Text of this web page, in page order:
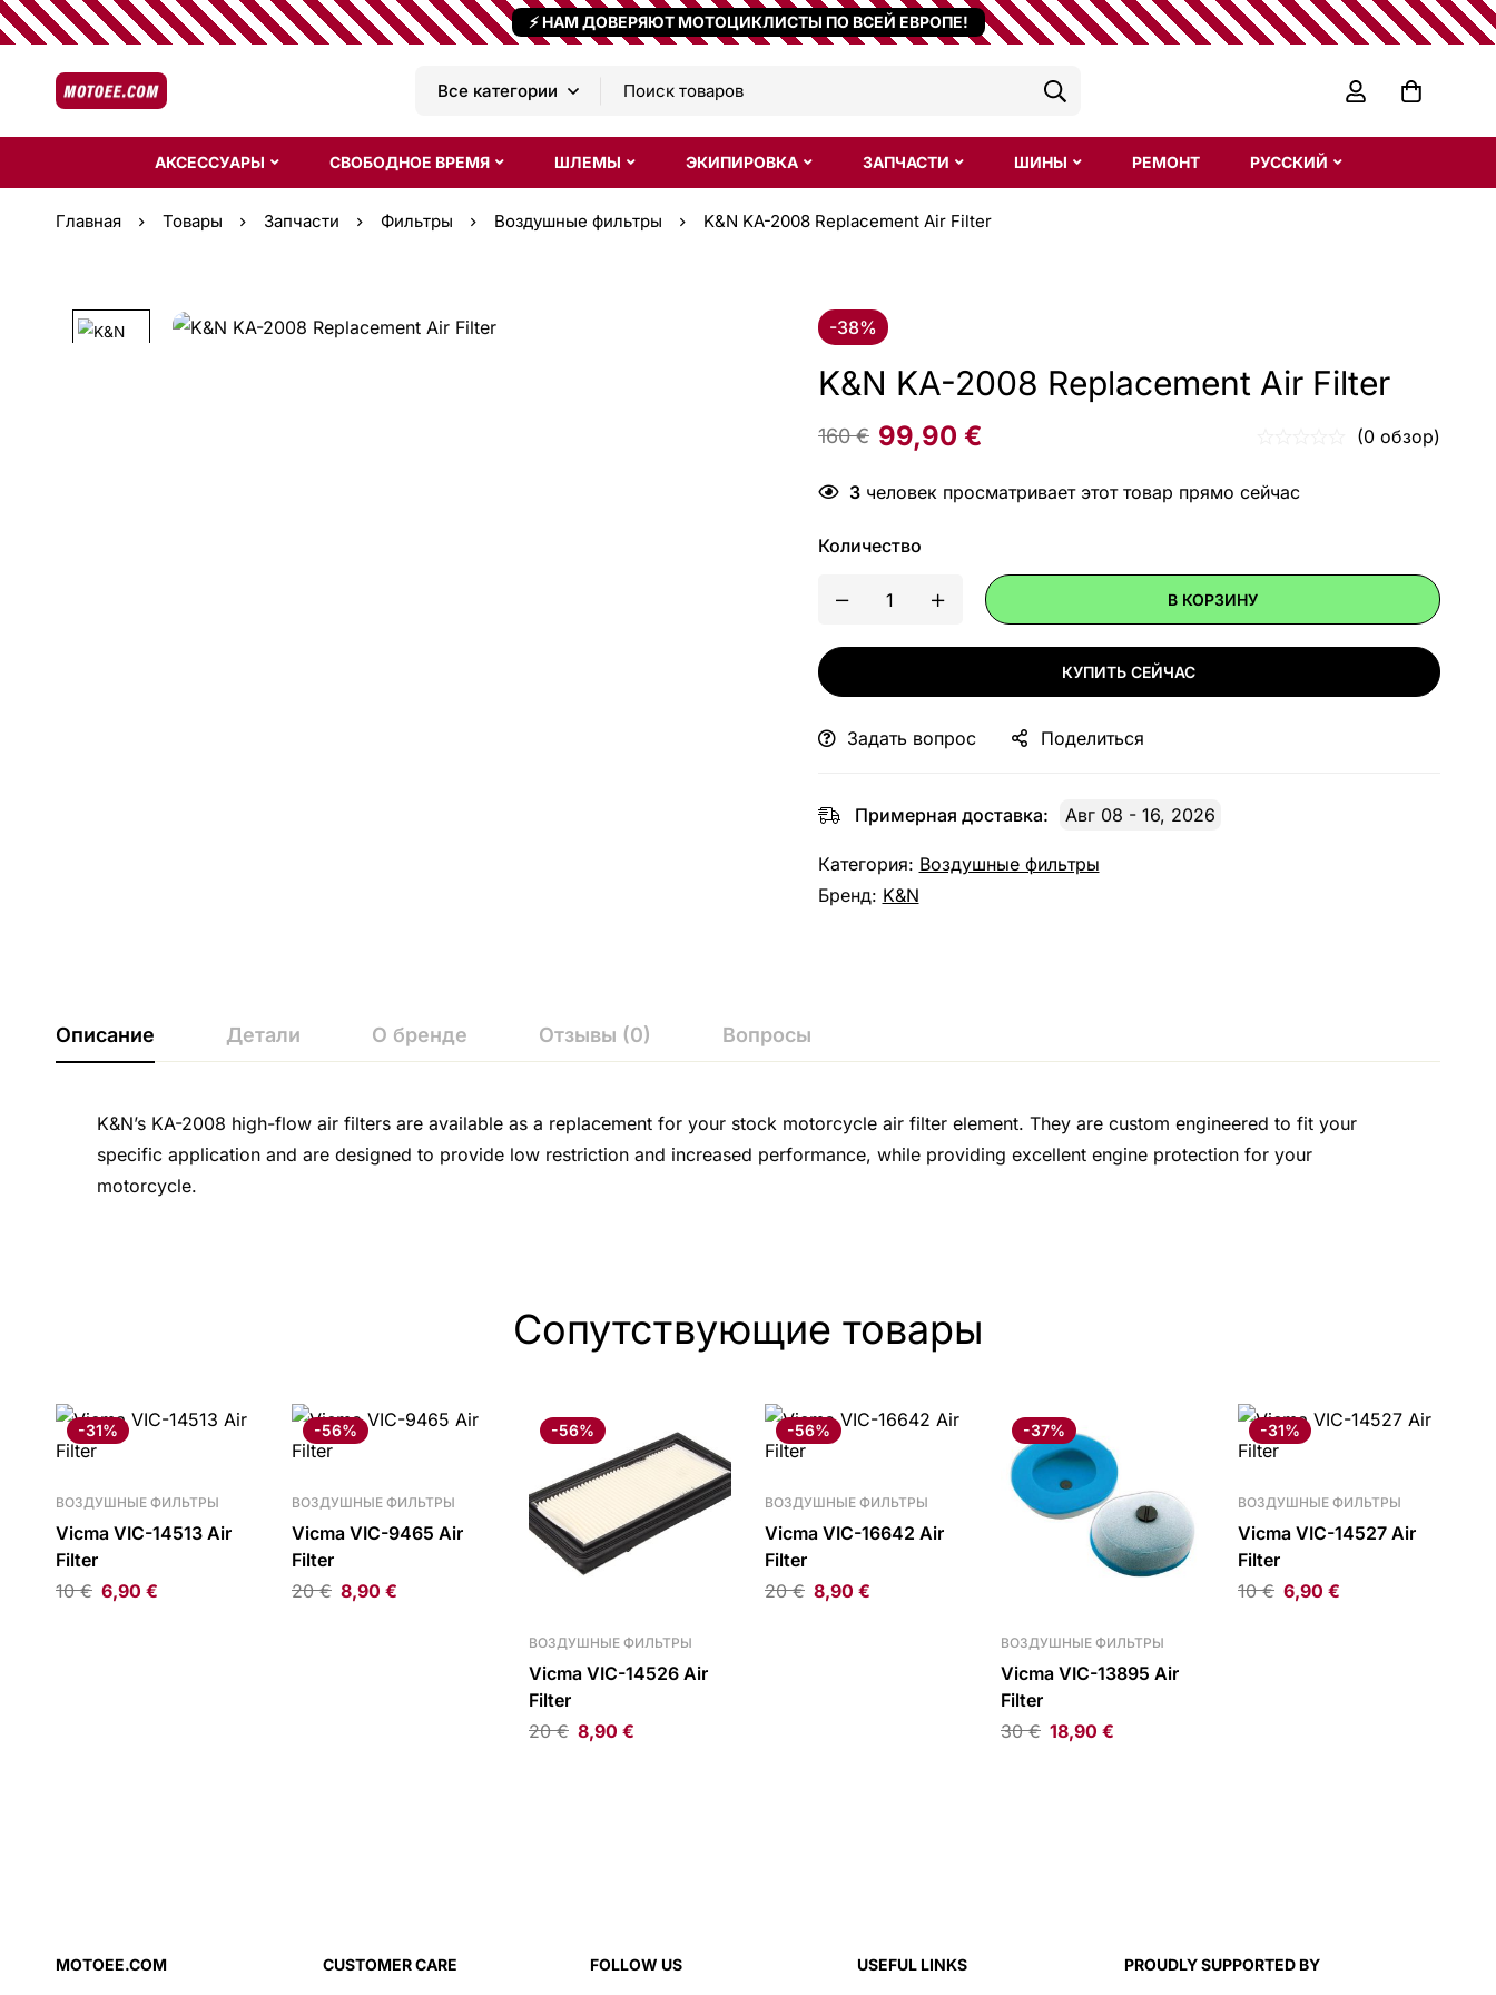
⚡ НАМ ДОВЕРЯЮТ МОТОЦИКЛИСТЫ ПО ВСЕЙ ЕВРОПЕ!
АКСЕССУАРЫ СВОБОДНОЕ ВРЕМЯ ШЛЕМЫ ЭКИПИРОВКА ЗАПЧАСТИ ШИНЫ РЕМОНТ РУССКИЙ
Главная Товары Запчасти Фильтры Воздушные фильтры K&N KA-2008 Replacement Air Filter
-38%
K&N KA-2008 Replacement Air Filter
160€ 99,90 € (0 обзор)
3человек просматривает этот товар прямо сейчас
Количество
В КОРЗИНУ
КУПИТЬ СЕЙЧАС
Задать вопрос Поделиться
Примерная доставка: Авг 08 - 16, 2026
Категория: Воздушные фильтры
Бренд: K&N
Описание Детали О бренде Отзывы (0) Вопросы
K&N’s KA-2008 high-flow air filters are available as a replacement for your stock motorcycle air filter element. They are custom engineered to fit your
specific application and are designed to provide low restriction and increased performance, while providing excellent engine protection for your
motorcycle.
Сопутствующие товары
-31%
ВОЗДУШНЫЕ ФИЛЬТРЫ
Vicma VIC-14513 Air
Filter
10€ 6,90 €
-56%
ВОЗДУШНЫЕ ФИЛЬТРЫ
Vicma VIC-9465 Air
Filter
20€ 8,90€
-56%
ВОЗДУШНЫЕ ФИЛЬТРЫ
Vicma VIC-14526 Air
Filter
20€ 8,90 €
-56%
ВОЗДУШНЫЕ ФИЛЬТРЫ
Vicma VIC-16642 Air
Filter
20€ 8,90 €
-37%
ВОЗДУШНЫЕ ФИЛЬТРЫ
Vicma VIC-13895 Air
Filter
30€ 18,90€
-31%
ВОЗДУШНЫЕ ФИЛЬТРЫ
Vicma VIC-14527 Air
Filter
10€ 6,90 €
MOTOEE.COM CUSTOMER CARE FOLLOW US USEFUL LINKS PROUDLY SUPPORTED BY